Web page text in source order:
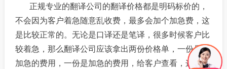
正规专业的翻译公司的翻译价格都是明码标价的，
不会因为客户着急随意乱收费，最多会加个加急费，这
是比较正常的。无论是口译还是笔译，很多时候客户比
较着急，那么翻译公司应该拿出两份价格单，一份是不
加急的费用，一份是加急的费用，给客户查看，这样客